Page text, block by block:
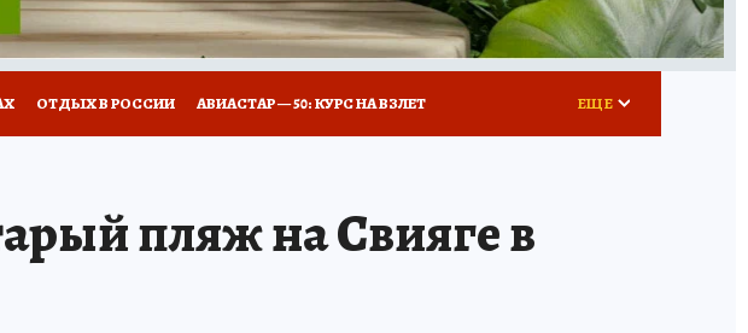
ОТДЫХ В РОССИИ АВИАСТАР — 50: КУРС НА ВЗЛЕТ ЕЩЕ
пляж на Свияге в